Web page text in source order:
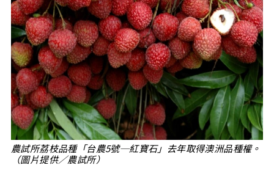
農試所荔枝品種「台農5號─紅寶石」去年取得澳洲品種權。
（圖片提供／農試所）